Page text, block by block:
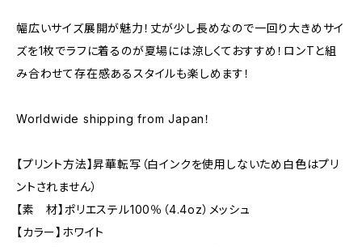
幅広いサイズ展開が魅力！丈が少し長めなので一回り大きめサイ
ズを1枚でラフに着るのが夏場には涼しくておすすめ！ロンTと組
み合わせて存在感あるスタイルも楽しめます！
Worldwide shipping from Japan！
【プリント方法】昇華転写（白インクを使用しないため白色はプリ
ントされません）
【素 材】ポリエステル100％（4.4oz）メッシュ
【カラー】ホワイト